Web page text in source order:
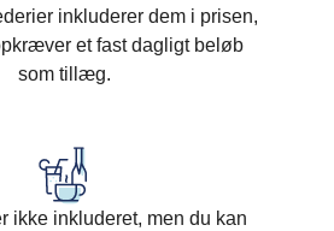
inkluderer dem i prisen,
et fast dagligt beløb
som tillæg.
ikke inkluderet, men du kan